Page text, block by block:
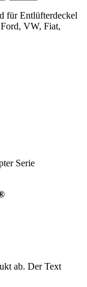
für Entlüfterdeckel
VW, Fiat,
Serie
ab. Der Text